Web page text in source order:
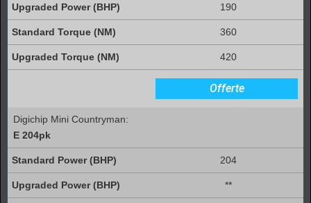
190
360
420
Offerte
Digichip Mini Countryman:
E 204pk
204
**